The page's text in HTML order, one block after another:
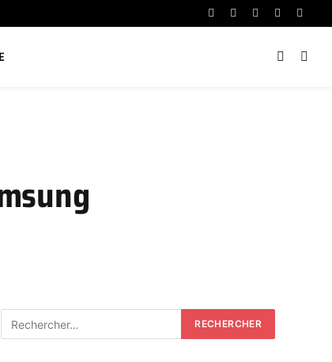
Facebook
X
Instagram
YouTube